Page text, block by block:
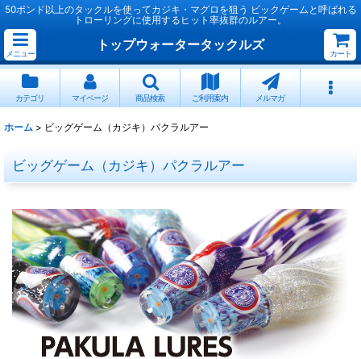
50ポンド以上のタックルを使ってカジキ・マグロを狙う ビックゲームと呼ばれる
トローリングに使用するヒット率抜群のルアー。
メニュー
トップウォータータックルズ
カート
カテゴリ マイページ 商品検索 ご利用案内 メルマガ
ホーム > ビッグゲーム（カジキ）パクラルアー
ビッグゲーム（カジキ）パクラルアー